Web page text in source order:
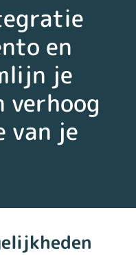
en
je
verhoog
van je